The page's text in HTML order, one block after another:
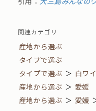
関連カテゴリ
産地から選ぶ
タイプで選ぶ
タイプで選ぶ ＞ 白ワ
産地から選ぶ ＞ 愛媛
産地から選ぶ ＞ 愛媛